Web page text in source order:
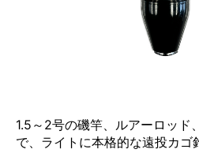
1.5～2号の磯竿、ルアーロッド
で、ライトに本格的な遠投カゴ